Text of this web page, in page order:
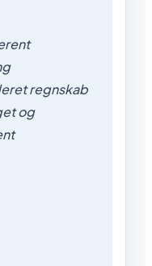
regnskab
og